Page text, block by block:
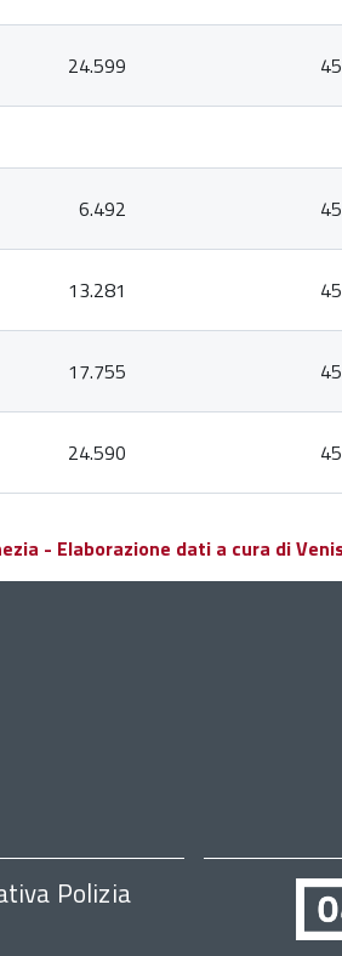
24.599
6.492
13.281
17.755
24.590
- Elaborazione dati a cura di
Polizia